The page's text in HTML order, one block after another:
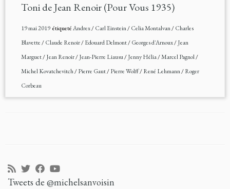
Toni de Jean Renoir (Pour Vous 1935)
19 mai 2019étiquetéAndrex/Carl Einstein/Celia Montalvan/Charles
Blavette/Claude Renoir/Edouard Delmont/Georges d'Arnoux/Jean
Marguet/Jean Renoir/Jean-Pierre Liausu/Jenny Hélia/Marcel Pagnol/
Michel Kovatchevitch/Pierre Gaut/Pierre Wolff/René Lehmann/Roger
Corbeau
Tweets de @michelsanvoisin